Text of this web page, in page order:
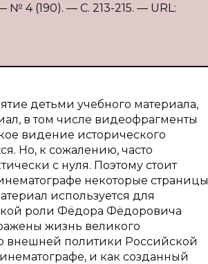
4 (190). — С. 213-215. — URL:
детьми учебного материала,
в том числе видеофрагменты
видение исторического
Но, к сожалению, часто
с нуля. Поэтому стоит
некоторые страницы
используется для
роли Фёдора Фёдоровича
жизнь великого
внешней политики Российской
и как созданный